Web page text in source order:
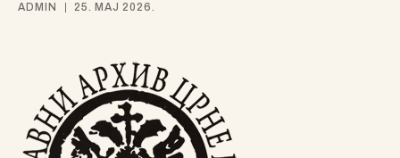
ADMIN 25. MAJ 2026.